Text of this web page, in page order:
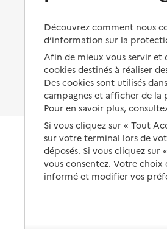
Les mesures de protection
Les obligations de la famille
À qui s’adresser ?
Les politiques du grand âge
Découvrez comment nous
d’information sur la
Afin de mieux vous servir et
cookies destinés à réaliser
Des cookies sont utilisés
campagnes et afficher de
Pour en savoir plus,
Si vous cliquez sur « Tout
sur votre terminal lors de
déposés. Si vous cliquez sur
vous consentez. Votre
informé et modifier vos